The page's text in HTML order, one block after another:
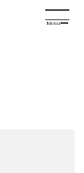
Menu